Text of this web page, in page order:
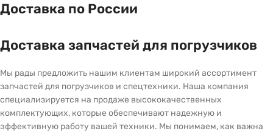
Доставка по России
Доставка запчастей для погрузчиков
Мы рады предложить нашим клиентам широкий ассортимент
запчастей для погрузчиков и спецтехники. Наша компания
специализируется на продаже высококачественных
комплектующих, которые обеспечивают надежную и
эффективную работу вашей техники. Мы понимаем, как важна